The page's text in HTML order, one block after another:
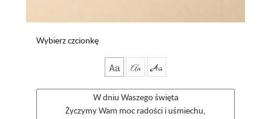
Wybierz czcionkę
Aa Aa Aa